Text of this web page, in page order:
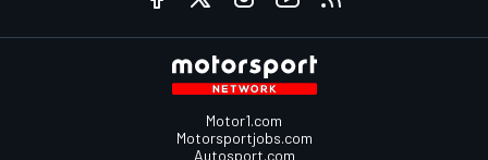
Motor1.com
Motorsportjobs.com
Autosport.com